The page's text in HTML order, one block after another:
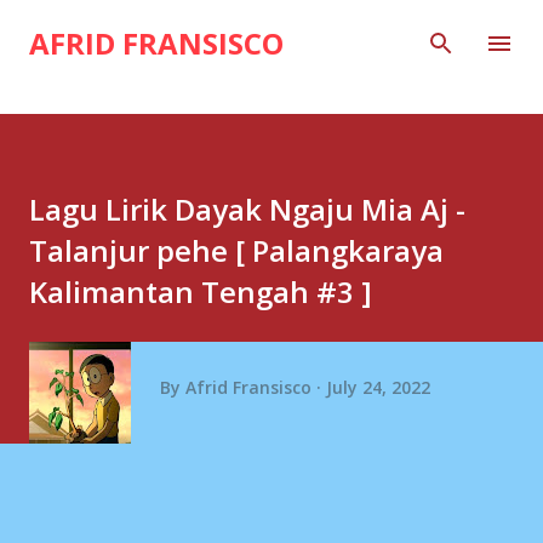
Skip to main content
AFRID FRANSISCO
Lagu Lirik Dayak Ngaju Mia Aj -
Talanjur pehe [ Palangkaraya
Kalimantan Tengah #3 ]
By Afrid Fransisco July 24, 2022